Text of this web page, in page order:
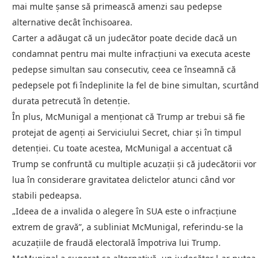
mai multe șanse să primească amenzi sau pedepse
alternative decât închisoarea.
Carter a adăugat că un judecător poate decide dacă un
condamnat pentru mai multe infracțiuni va executa aceste
pedepse simultan sau consecutiv, ceea ce înseamnă că
pedepsele pot fi îndeplinite la fel de bine simultan, scurtând
durata petrecută în detenție.
În plus, McMunigal a menționat că Trump ar trebui să fie
protejat de agenți ai Serviciului Secret, chiar și în timpul
detenției. Cu toate acestea, McMunigal a accentuat că
Trump se confruntă cu multiple acuzații și că judecătorii vor
lua în considerare gravitatea delictelor atunci când vor
stabili pedeapsa.
„Ideea de a invalida o alegere în SUA este o infracțiune
extrem de gravă”, a subliniat McMunigal, referindu-se la
acuzațiile de fraudă electorală împotriva lui Trump.